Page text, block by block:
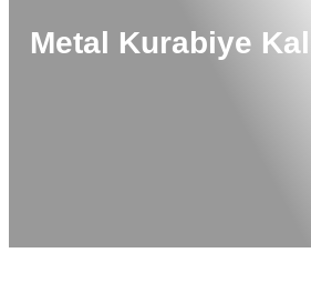
Metal Kurabiye